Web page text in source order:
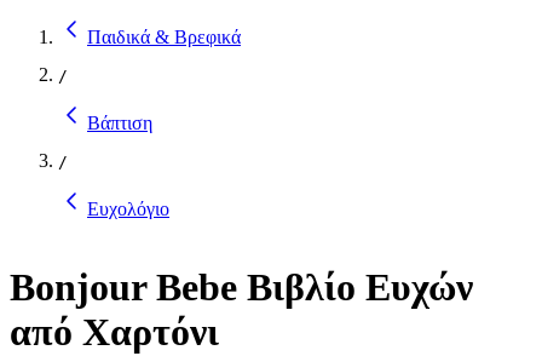
Παιδικά & Βρεφικά
/
Βάπτιση
/
Ευχολόγιο
Bonjour Bebe Βιβλίο Ευχών
από Χαρτόνι